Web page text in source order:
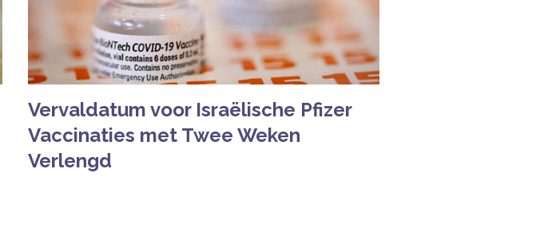
Vervaldatum voor Israëlische Pfizer
Vaccinaties met Twee Weken
Verlengd